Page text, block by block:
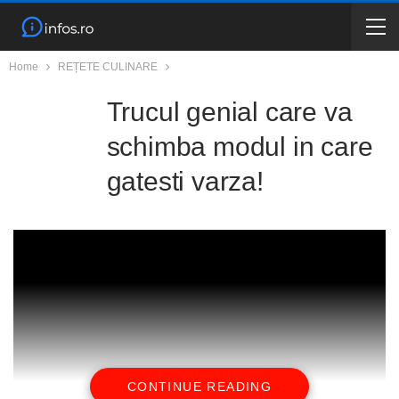
Home REȚETE CULINARE
Trucul genial care va
schimba modul in care
gatesti varza!
CONTINUE READING